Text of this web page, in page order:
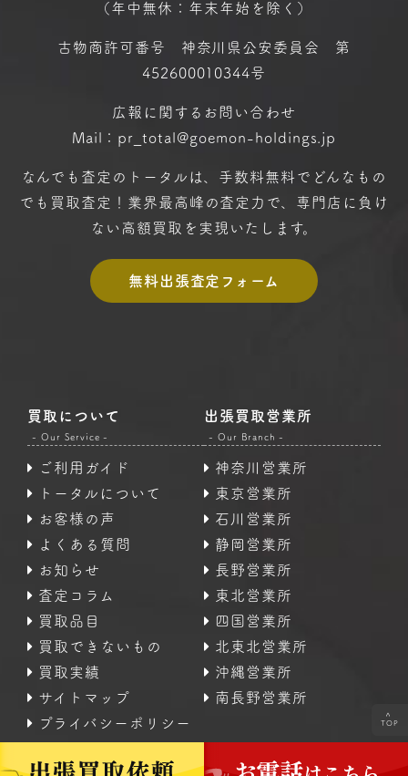
（年中無休：年末年始を除く）
古物商許可番号 神奈川県公安委員会 第
452600010344号
広報に関するお問い合わせ
Mail：pr_total@goemon-holdings.jp
なんでも査定のトータルは、手数料無料で どんなもの
でも買取査定！ 業界最高峰の査定力で、専門店に 負け
ない高額買取を実現いたします。
無料出張査定フォーム
買取について
- Our Service -
ご利用ガイド
トータルについて
お客様の声
よくある質問
お知らせ
査定コラム
買取品目
買取できないもの
買取実績
サイトマップ
プライバシーポリシー
出張買取営業所
- Our Branch -
神奈川営業所
東京営業所
石川営業所
静岡営業所
長野営業所
東北営業所
四国営業所
北東北営業所
沖縄営業所
南長野営業所
<
TOP